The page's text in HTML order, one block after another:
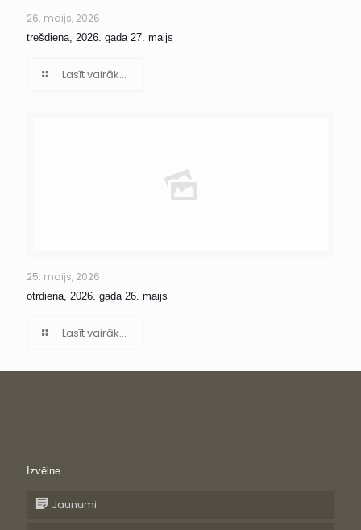
26. maijs, 2026
trešdiena, 2026. gada 27. maijs
Lasīt vairāk...
25. maijs, 2026
otrdiena, 2026. gada 26. maijs
Lasīt vairāk...
Izvēlne
Jaunumi